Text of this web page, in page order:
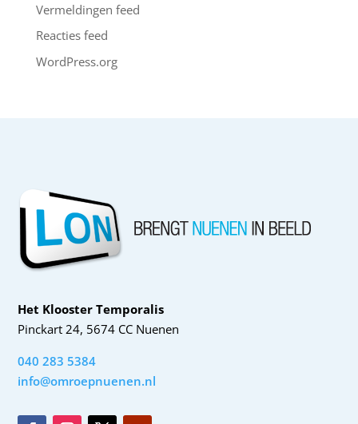
Vermeldingen feed
Reacties feed
WordPress.org
Het Klooster Temporalis
Pinckart 24, 5674 CC Nuenen
040 283 5384
info@omroepnuenen.nl